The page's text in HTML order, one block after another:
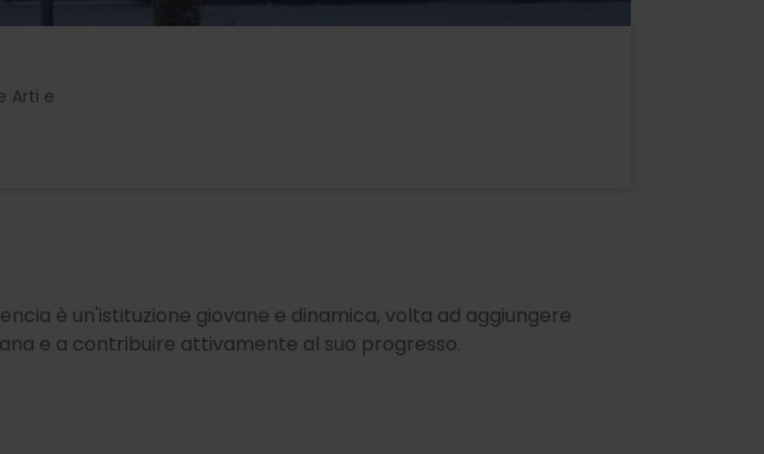
Arti e
è un'istituzione giovane e dinamica, volta ad aggiungere
e a contribuire attivamente al suo progresso.